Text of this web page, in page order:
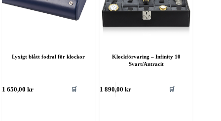
Lyxigt blått fodral för klockor
1 650,00kr 🛒
Klockförvaring – Infinity 10
Svart/Antracit
1 890,00kr 🛒